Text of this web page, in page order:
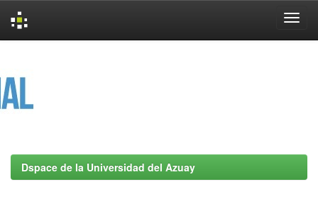
Dspace de la Universidad del Azuay